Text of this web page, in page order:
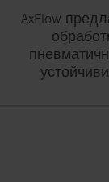
AxFlow